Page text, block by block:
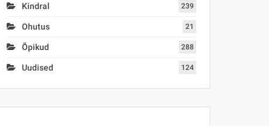
Kindral 239
Ohutus 21
Õpikud 288
Uudised 124